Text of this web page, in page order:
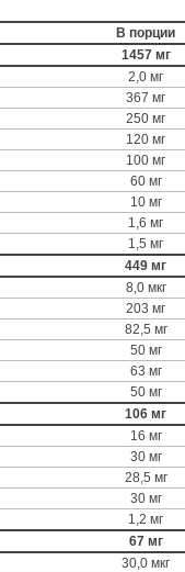
В порции
1457 мг
2,0 мг
367 мг
250 мг
120 мг
100 мг
60 мг
10 мг
1,6 мг
1,5 мг
449 мг
8,0 мкг
203 мг
82,5 мг
50 мг
63 мг
50 мг
106 мг
16 мг
30 мг
28,5 мг
30 мг
1,2 мг
67 мг
30,0 мкг